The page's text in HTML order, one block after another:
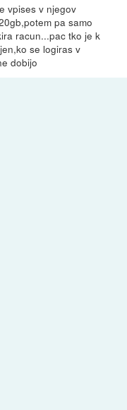
vpises v njegov
pa samo
racun...pac tko je k
se logiras v
dobijo